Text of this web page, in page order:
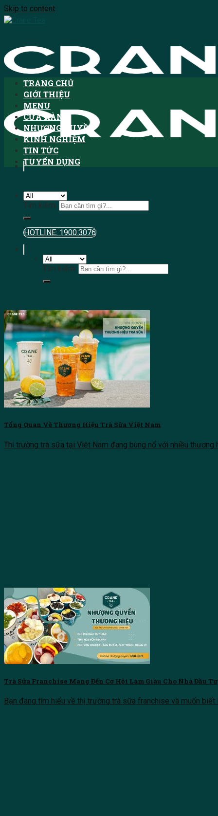
Skip to content
Tìm kiếm:
HOTLINE: 1900.3076
Tìm kiếm:
TRANG CHỦ
GIỚI THIỆU
MENU
CỬA HÀNG
NHƯỢNG QUYỀN
KINH NGHIỆM
TIN TỨC
TUYỂN DỤNG
Tổng Quan Về Thương Hiệu Trà Sữa Việt Nam
Thị trường trà sữa tại Việt Nam đang bùng nổ với nhiều thương
Trà Sữa Franchise Mang Đến Cơ Hội Làm Giàu Cho Nhà Đầu Tư
Bạn đang tìm hiểu về thị trường trà sữa franchise và muốn biết